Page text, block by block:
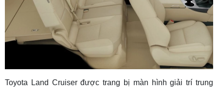
Toyota Land Cruiser được trang bị màn hình giải trí trung